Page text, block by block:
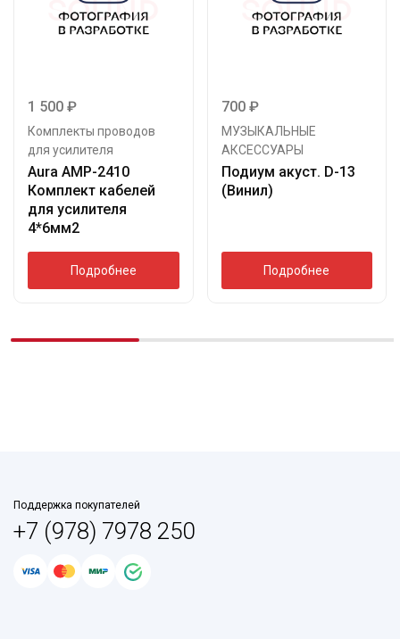
1 500 ₽
Комплекты проводов
для усилителя
Aura AMP-2410
Комплект кабелей
для усилителя
4*6мм2
Подробнее
700 ₽
МУЗЫКАЛЬНЫЕ
АКСЕССУАРЫ
Подиум акуст. D-13
(Винил)
Подробнее
Поддержка покупателей
+7 (978) 7978 250